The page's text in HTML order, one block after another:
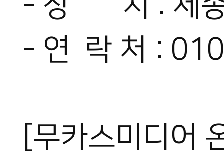
- 연 락 처 :
[무카스미디어
[부고] 김진범 전
[부고] 태권도
​​​​​​​'멕시코 태권도